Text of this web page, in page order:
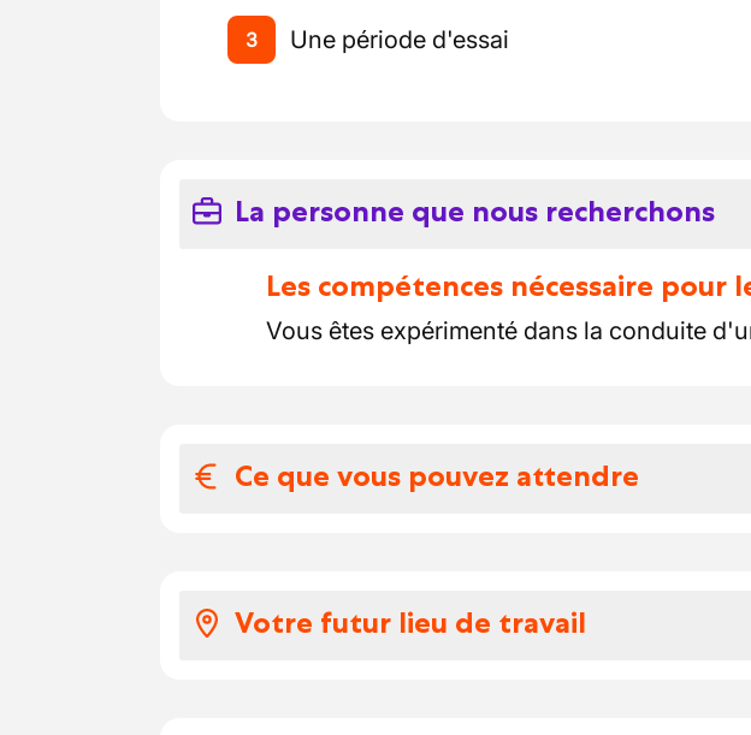
3 Une période d'essai
La personne que nous recherchons
Les compétences nécessaire pour
Vous êtes expérimenté dans la conduite
Ce que vous pouvez attendre
Un suivi personnalisé tout au long de
Votre futur lieu de travail